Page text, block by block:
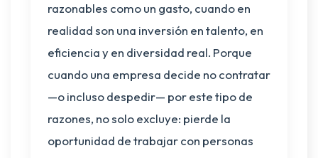
razonables como un gasto, cuando en
realidad son una inversión en talento, en
eficiencia y en diversidad real. Porque
cuando una empresa decide no contratar
—o incluso despedir— por este tipo de
razones, no solo excluye: pierde la
oportunidad de trabajar con personas